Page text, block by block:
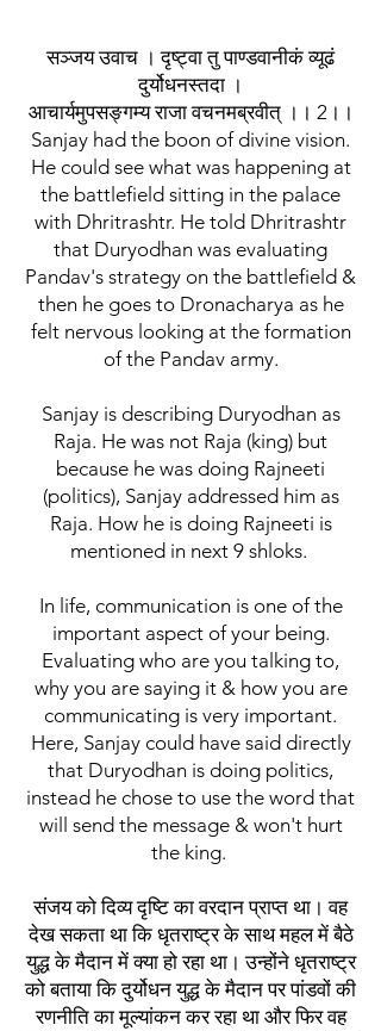
सञ्जय उवाच । दृष्ट्वा तु पाण्डवानीकं व्यूढं
दुर्योधनस्तदा ।
आचार्यमुपसङ्गम्य राजा वचनमब्रवीत् ।। 2।।
Sanjay had the boon of divine vision.
He could see what was happening at
the battlefield sitting in the palace
with Dhritrashtr. He told Dhritrashtr
that Duryodhan was evaluating
Pandav's strategy on the battlefield &
then he goes to Dronacharya as he
felt nervous looking at the formation
of the Pandav army.
Sanjay is describing Duryodhan as
Raja. He was not Raja (king) but
because he was doing Rajneeti
(politics), Sanjay addressed him as
Raja. How he is doing Rajneeti is
mentioned in next 9 shloks.
In life, communication is one of the
important aspect of your being.
Evaluating who are you talking to,
why you are saying it & how you are
communicating is very important.
Here, Sanjay could have said directly
that Duryodhan is doing politics,
instead he chose to use the word that
will send the message & won't hurt
the king.
संजय को दिव्य दृष्टि का वरदान प्राप्त था। वह
देख सकता था कि धृतराष्ट्र के साथ महल में बैठे
युद्ध के मैदान में क्या हो रहा था। उन्होंने धृतराष्ट्र
को बताया कि दुर्योधन युद्ध के मैदान पर पांडवों की
रणनीति का मूल्यांकन कर रहा था और फिर वह